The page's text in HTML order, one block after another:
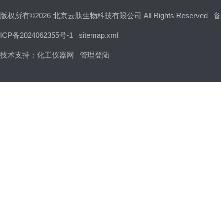
版权所有©2026 北京云肽生物科技有限公司 All Rights Reserved
ICP备2024062355号-1 sitemap.xml
技术支持： 化工仪器网 管理登陆